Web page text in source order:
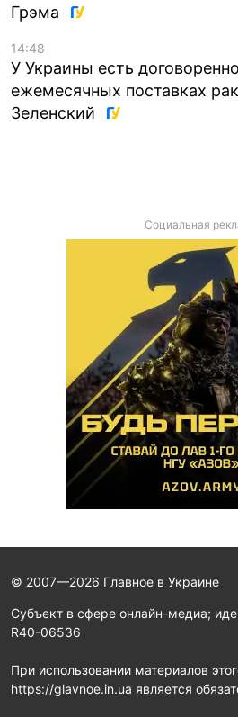
Грэма
14:48
У Украины есть
ежемесячных поставках
Зеленский
Социальная
© 2007—2026 Главное в Украине
Субъект в сфере онлайн-медиа;
R40-06536
При использовании материалов
https://glavnoe.in.ua является